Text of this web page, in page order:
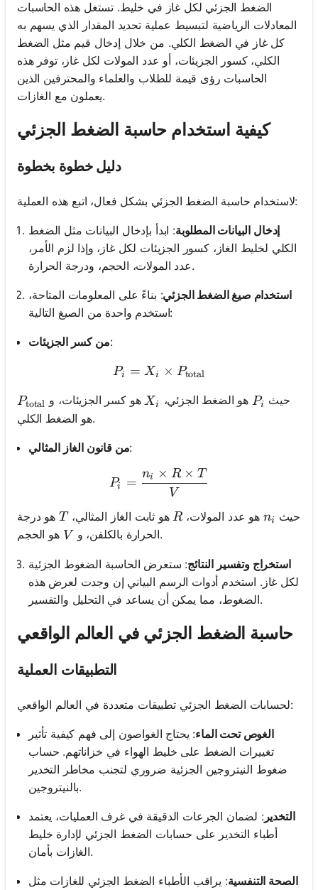
الضغط الجزئي لكل غاز في خليط. تستغل هذه الحاسبات
المعادلات الرياضية لتبسيط عملية تحديد المقدار الذي يسهم به
كل غاز في الضغط الكلي. من خلال إدخال قيم مثل الضغط
الكلي، كسور الجزيئات، أو عدد المولات لكل غاز، توفر هذه
الحاسبات رؤى قيمة للطلاب والعلماء والمحترفين الذين
يعملون مع الغازات.
كيفية استخدام حاسبة الضغط الجزئي
دليل خطوة بخطوة
لاستخدام حاسبة الضغط الجزئي بشكل فعال، اتبع هذه العملية:
إدخال البيانات المطلوبة: ابدأ بإدخال البيانات مثل الضغط
الكلي لخليط الغاز، كسور الجزيئات لكل غاز، وإذا لزم الأمر،
عدد المولات، الحجم، ودرجة الحرارة.
استخدام صيغ الضغط الجزئي: بناءً على المعلومات المتاحة،
استخدم واحدة من الصيغ التالية:
من كسر الجزيئات:
P_i = X_i \times
Pi = Xi × Ptotal
حيثP_i
Pi هو الضغط الجزئي، X_i
Xi هو كسر الجزيئات، و
P_{\text{total}}
Ptotal
هو الضغط الكلي.
من قانون الغاز المثالي:
P_i = \frac{n_i \times R
Pi =
V
ni × R × T
حيثn_i
ni هو عدد المولات،R
R هو ثابت الغاز المثالي،T
T هو درجة
الحرارة بالكلفن، وV
V هو الحجم.
استخراج وتفسير النتائج: ستعرض الحاسبة الضغوط الجزئية
لكل غاز. استخدم أدوات الرسم البياني إن وجدت لعرض هذه
الضغوط، مما يمكن أن يساعد في التحليل والتفسير.
حاسبة الضغط الجزئي في العالم الواقعي
التطبيقات العملية
لحسابات الضغط الجزئي تطبيقات متعددة في العالم الواقعي:
الغوص تحت الماء: يحتاج الغواصون إلى فهم كيفية تأثير
تغييرات الضغط على خليط الهواء في خزاناتهم. حساب
ضغوط النيتروجين الجزئية ضروري لتجنب مخاطر التخدير
بالنيتروجين.
التخدير: لضمان الجرعات الدقيقة في غرف العمليات، يعتمد
أطباء التخدير على حسابات الضغط الجزئي لإدارة خليط
الغازات بأمان.
الصحة التنفسية: يراقب الأطباء الضغط الجزئي للغازات مثل